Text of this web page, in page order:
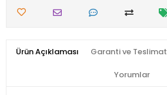
Ürün Açıklaması Garanti ve Teslimat
Yorumlar